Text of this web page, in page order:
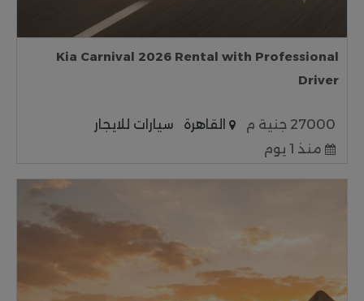
Kia Carnival 2026 Rental with Professional
Driver
27000 جنية م القاهرة
سيارات للايجار
منذ 1 يوم